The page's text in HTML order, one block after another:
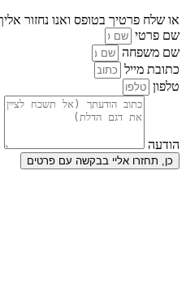
או שלח פרטיך בטופס ואנו נחזור
שם פרטי
שם משפחה
כתובת מייל
טלפון
הודעה
כן, תחזרו אליי בבקשה עם פרטים